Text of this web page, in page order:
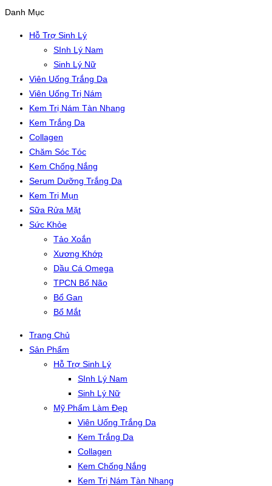
Danh Mục
Hỗ Trợ Sinh Lý
SInh Lý Nam
Sinh Lý Nữ
Viên Uống Trắng Da
Viên Uống Trị Nám
Kem Trị Nám Tàn Nhang
Kem Trắng Da
Collagen
Chăm Sóc Tóc
Kem Chống Nắng
Serum Dưỡng Trắng Da
Kem Trị Mụn
Sữa Rửa Mặt
Sức Khỏe
Tảo Xoắn
Xương Khớp
Dầu Cá Omega
TPCN Bổ Não
Bổ Gan
Bổ Mắt
Trang Chủ
Sản Phẩm
Hỗ Trợ Sinh Lý
SInh Lý Nam
Sinh Lý Nữ
Mỹ Phẩm Làm Đẹp
Viên Uống Trắng Da
Kem Trắng Da
Collagen
Kem Chống Nắng
Kem Trị Nám Tàn Nhang